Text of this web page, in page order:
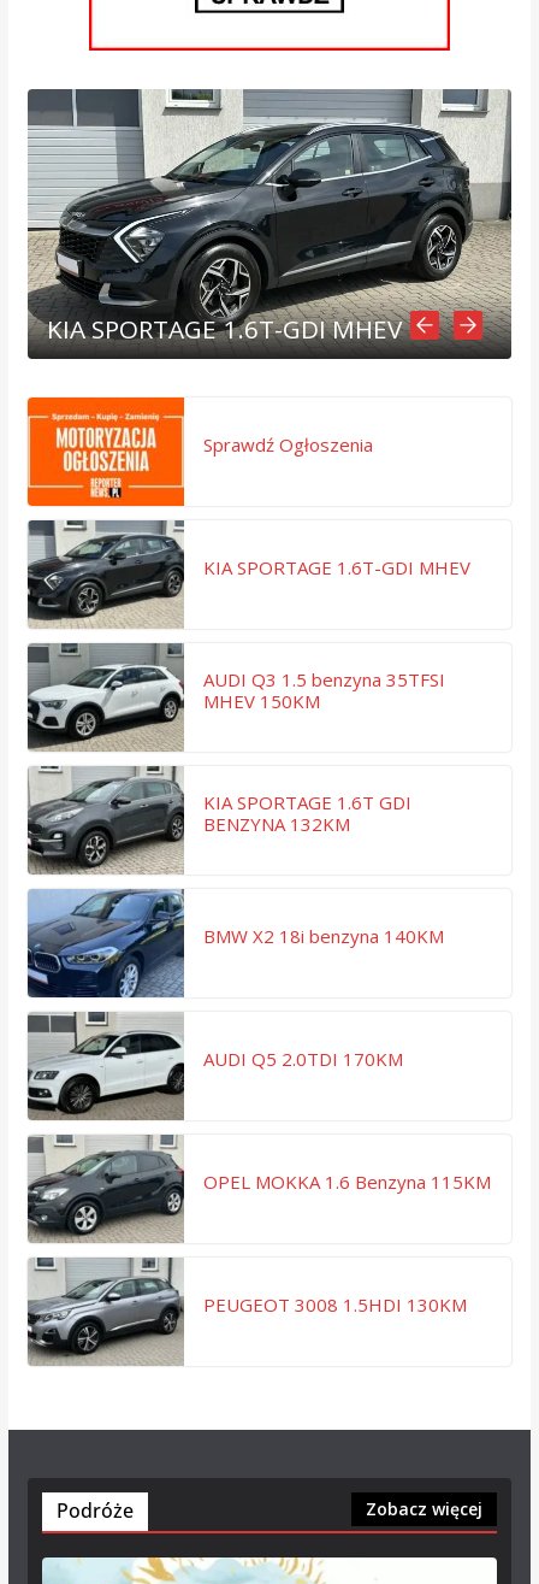
KIA SPORTAGE 1.6T-GDI MHEV
Sprawdź Ogłoszenia
KIA SPORTAGE 1.6T-GDI MHEV
AUDI Q3 1.5 benzyna 35TFSI
MHEV 150KM
KIA SPORTAGE 1.6T GDI
BENZYNA 132KM
BMW X2 18i benzyna 140KM
AUDI Q5 2.0TDI 170KM
OPEL MOKKA 1.6 Benzyna 115KM
PEUGEOT 3008 1.5HDI 130KM
Podróże Zobacz więcej